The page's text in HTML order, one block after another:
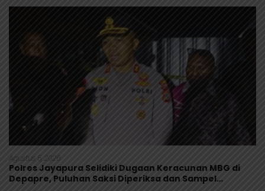
Agustus 5, 2026
Polres Jayapura Selidiki Dugaan Keracunan MBG di
Depapre, Puluhan Saksi Diperiksa dan Sampel